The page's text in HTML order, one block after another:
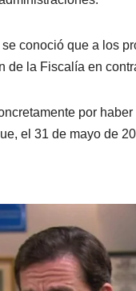
conoció que a los
de la Fiscalía en
por
el 31 de mayo de